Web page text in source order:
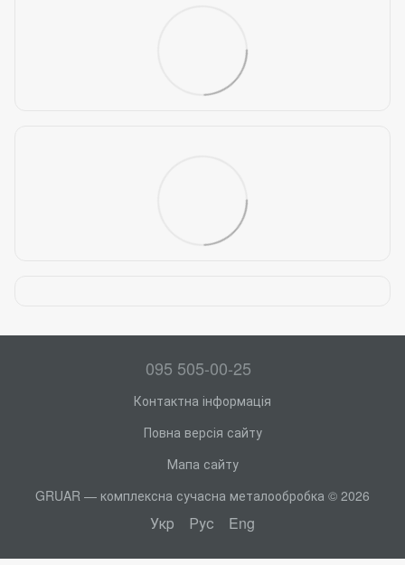
095 505-00-25
Контактна інформація
Повна версія сайту
Мапа сайту
GRUAR — комплексна сучасна металообробка © 2026
Укр Рус Eng